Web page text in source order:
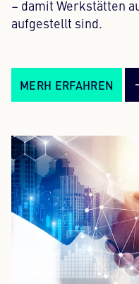
– damit Werkstätten
aufgestellt sind.
MERH ERFAHREN